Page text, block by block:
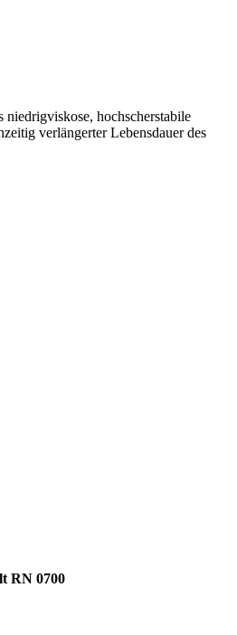
hochscherstabile
verlängerter Lebensdauer des
RN 0700